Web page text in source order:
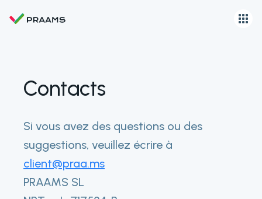
Contacts
Si vous avez des questions ou des
suggestions, veuillez écrire à
client@praa.ms
PRAAMS SL